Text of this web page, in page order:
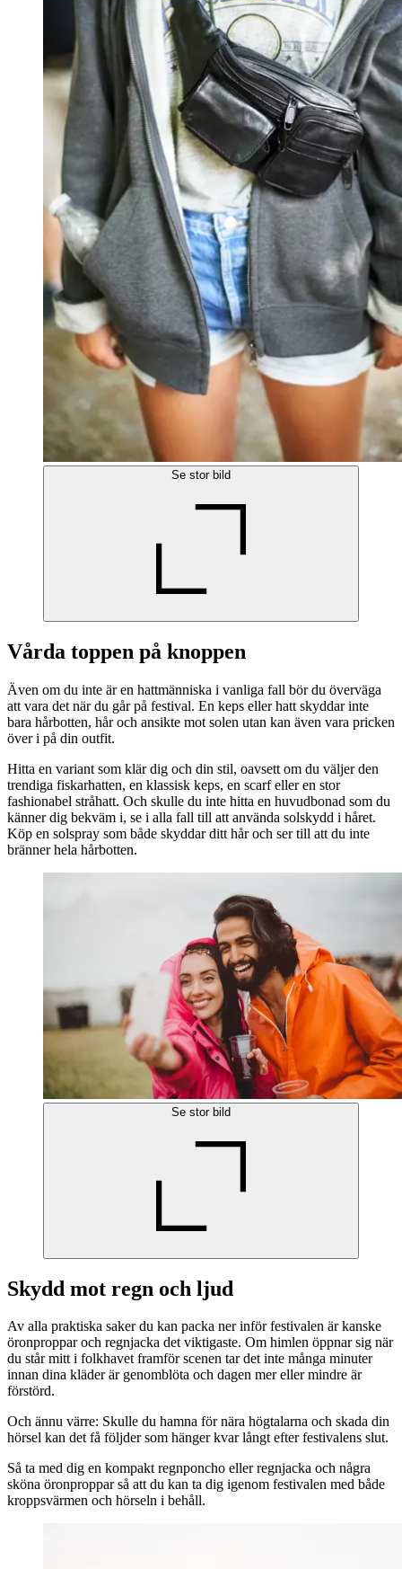
Se stor bild
Vårda toppen på knoppen
Även om du inte är en hattmänniska i vanliga fall bör du överväga
att vara det när du går på festival. En keps eller hatt skyddar inte
bara hårbotten, hår och ansikte mot solen utan kan även vara pricken
över i på din outfit.
Hitta en variant som klär dig och din stil, oavsett om du väljer den
trendiga fiskarhatten, en klassisk keps, en scarf eller en stor
fashionabel stråhatt. Och skulle du inte hitta en huvudbonad som du
känner dig bekväm i, se i alla fall till att använda solskydd i håret.
Köp en solspray som både skyddar ditt hår och ser till att du inte
bränner hela hårbotten.
Se stor bild
Skydd mot regn och ljud
Av alla praktiska saker du kan packa ner inför festivalen är kanske
öronproppar och regnjacka det viktigaste. Om himlen öppnar sig när
du står mitt i folkhavet framför scenen tar det inte många minuter
innan dina kläder är genomblöta och dagen mer eller mindre är
förstörd.
Och ännu värre: Skulle du hamna för nära högtalarna och skada din
hörsel kan det få följder som hänger kvar långt efter festivalens slut.
Så ta med dig en kompakt regnponcho eller regnjacka och några
sköna öronproppar så att du kan ta dig igenom festivalen med både
kroppsvärmen och hörseln i behåll.